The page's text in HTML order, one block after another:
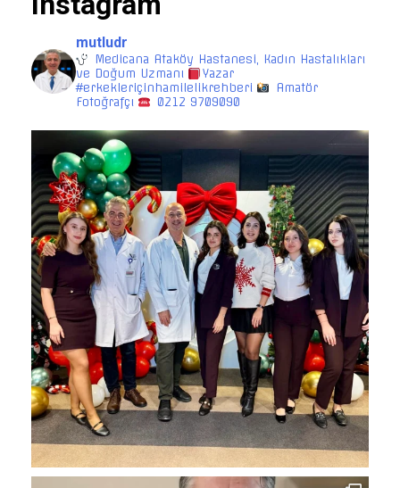
mutludr
Medicana Ataköy Hastanesi, Kadın Hastalıkları
ve Doğum Uzmanı
Yazar
#erkekleriçinhamilelikrehberi
Amatör
Fotoğrafçı
0212 9709090